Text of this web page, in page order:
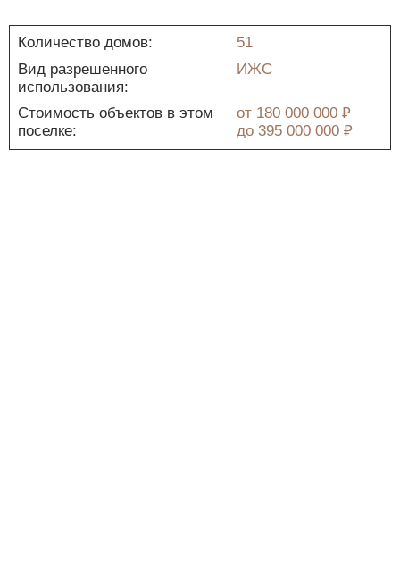
Количество домов:
51
Вид разрешенного
использования:
ИЖС
Стоимость объектов в этом
поселке:
от 180 000 000 ₽
до 395 000 000 ₽